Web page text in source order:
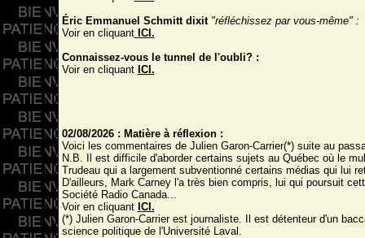
Éric Emmanuel Schmitt dixit"réfléchissez par vous-même" :
Voir en cliquant ICI.
Connaissez-vous le tunnel de l'oubli? :
Voir en cliquant ICI.
02/08/2026 : Matière à réflexion :
Voici les commentaires de Julien Garon-Carrier(*) suite au
N.B. Il est difficile d'aborder certains sujets au Québec où le
Trudeau qui a largement subventionné certains médias qui lui
D'ailleurs, Mark Carney l'a très bien compris, lui qui poursuit
Société Radio Canada...
Voir en cliquant ICI.
(*) Julien Garon-Carrier est journaliste. Il est détenteur d'un
science politique de l'Université Laval.